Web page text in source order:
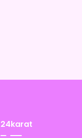
24karat